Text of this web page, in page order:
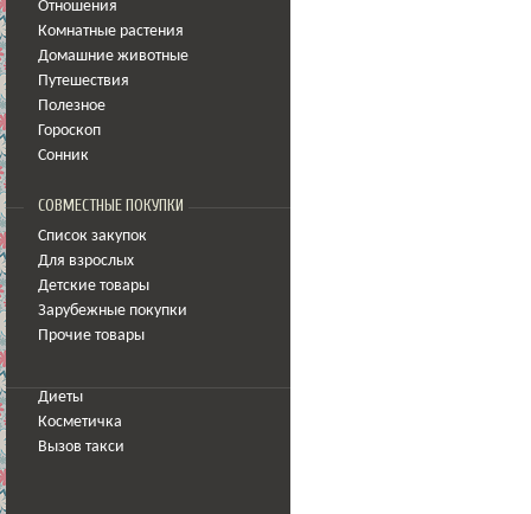
Отношения
Комнатные растения
Домашние животные
Путешествия
Полезное
Гороскоп
Сонник
СОВМЕСТНЫЕ ПОКУПКИ
Список закупок
Для взрослых
Детские товары
Зарубежные покупки
Прочие товары
Диеты
Косметичка
Вызов такси